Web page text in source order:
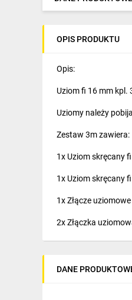
Napędy elektryczne
Pneumatyka
Dom i ogród
Klimatyzacja
OPIS PRODUKTU
Opis:
Uziom fi 16 mm kpl.
Uziomy należy
Zestaw 3m zawiera:
1x Uziom skręcany
1x Uziom skręcany
1x Złącze
2x Złączka
1x Głowica
Istnieje możliwość
DANE